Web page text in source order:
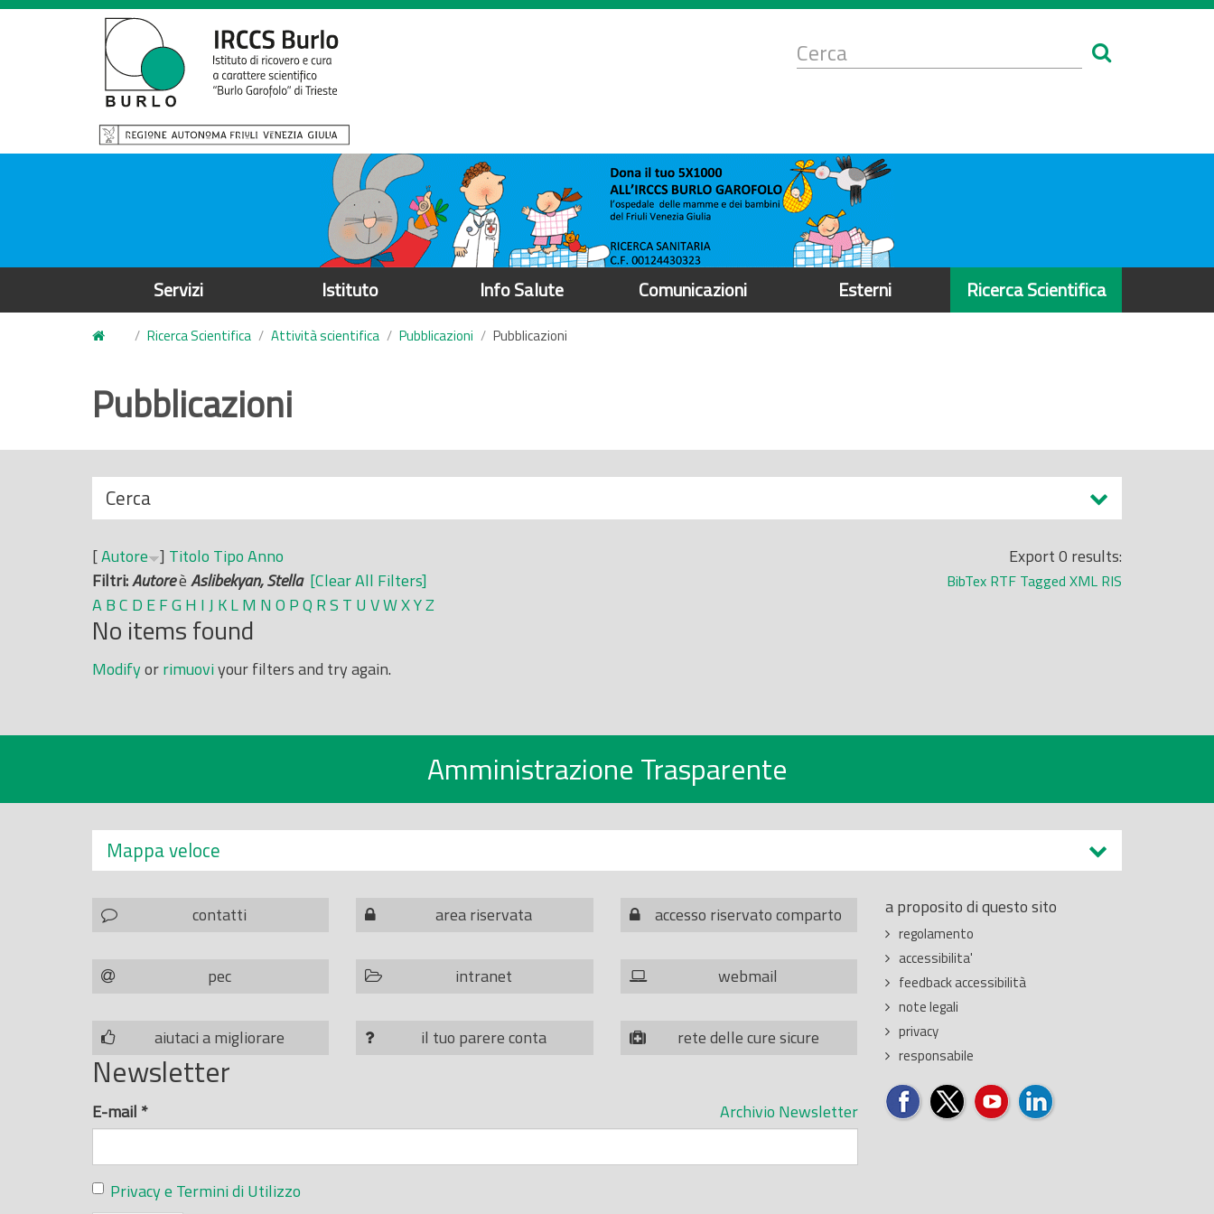
S
l
i
Form
di
Servizi Istituto Info Salute Comunicazioni Esterni Ricerca Scientifica
Ricerca Scientifica Attività scientifica Pubblicazioni Pubblicazioni
Pubblicazioni
N
a
s
c
o
n
d
i
Cerca
Export 0 results:
BibTex RTF Tagged XML RIS
[Autore ] Titolo TipoAnno
Filtri:AutoreèAslibekyan, Stella [Clear All Filters]
ABC D EFG H IJ KLM N O PQ RS T U VWXYZ
No items found
Modifyorrimuoviyour filters and try again.
Amministrazione Trasparente
Mappa veloce
contatti area riservata accesso riservato comparto
pec intranet webmail
aiutaci a migliorare il tuo parere conta rete delle cure sicure
a proposito di questo sito
regolamento
accessibilita'
feedback accessibilità
note legali
privacy
responsabile
Newsletter
Archivio Newsletter
E-mail *
Privacy e Termini di Utilizzo